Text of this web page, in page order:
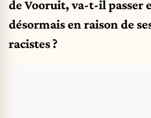
de Vooruit, va-t-il passer
désormais en raison de
racistes ?